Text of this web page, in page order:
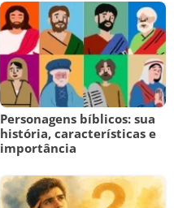
Personagens bíblicos: sua
história, características e
importância